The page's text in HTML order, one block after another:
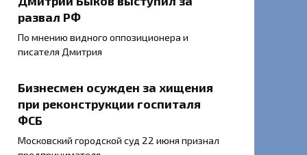
развал РФ
По мнению видного оппозиционера и
писателя Дмитрия
Бизнесмен осужден за хищения
при реконструкции госпиталя
ФСБ
Московский городской суд 22 июня признал